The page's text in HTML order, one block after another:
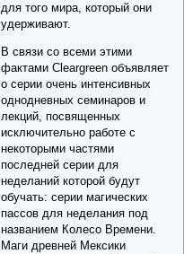
для того мира, который они
удерживают.
В связи со всеми этими
фактами Cleargreen объявляет
о серии очень интенсивных
однодневных семинаров и
лекций, посвященных
исключительно работе с
некоторыми частями
последней серии для
неделаний которой будут
обучать: серии магических
пассов для неделания под
названием Колесо Времени.
Маги древней Мексики